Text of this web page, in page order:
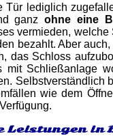
Tür lediglich
ganzohne eine
vermieden,
bezahlt. Aber
das Schloss
mit Schließanlage
Selbstverständlich
wie dem
Leistungen in